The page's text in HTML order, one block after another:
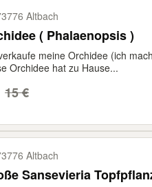
Altbach
( Phalaenopsis )
meine Orchidee (ich
Orchidee hat zu Hause...
15 €
Altbach
Sansevieria